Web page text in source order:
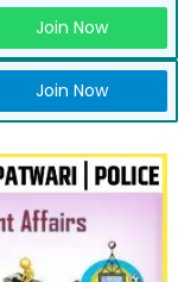
Join Now
Join Now